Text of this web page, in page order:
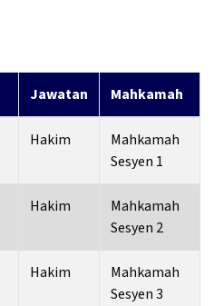
Jawatan Mahkamah
Hakim
Mahkamah
Sesyen 1
Hakim
Mahkamah
Sesyen 2
Hakim
Mahkamah
Sesyen 3